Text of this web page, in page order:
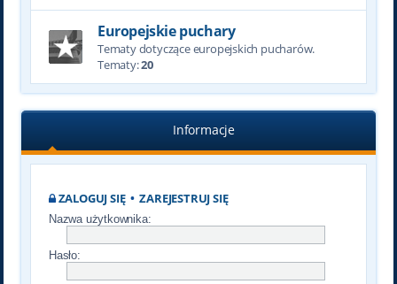
Europejskie puchary
Tematy dotyczące europejskich pucharów.
Tematy:20
Informacje
ZALOGUJ SIĘ•ZAREJESTRUJ SIĘ
Nazwa użytkownika:
Hasło: